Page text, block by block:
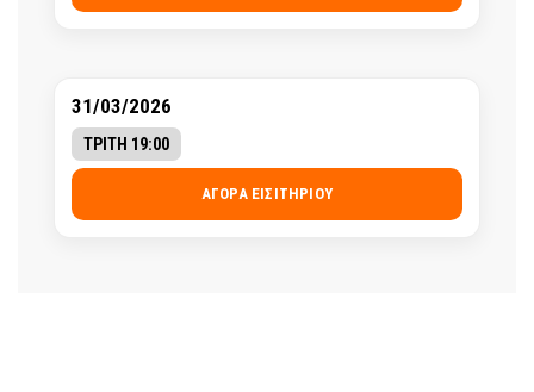
31/03/2026
ΤΡΙΤΗ 19:00
ΑΓΟΡΆ ΕΙΣΙΤΗΡΊΟΥ